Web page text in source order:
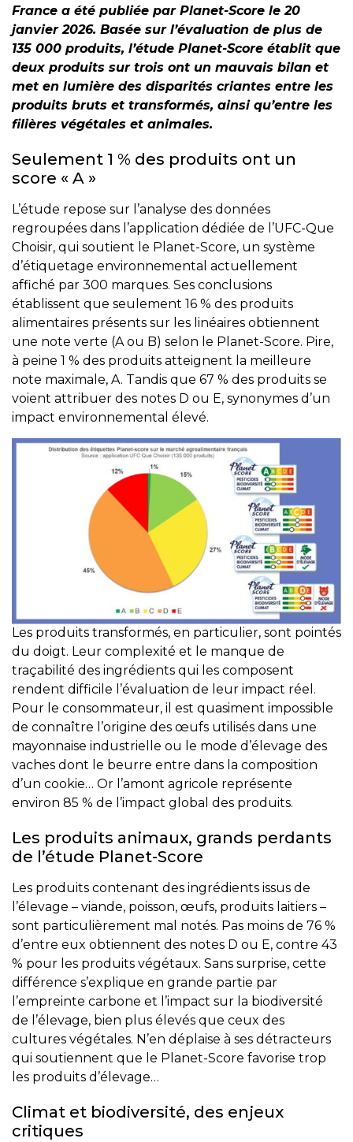
France a été publiée par Planet-Score le 20
janvier 2026. Basée sur l’évaluation de plus de
135 000 produits, l’étude Planet-Score établit que
deux produits sur trois ont un mauvais bilan et
met en lumière des disparités criantes entre les
produits bruts et transformés, ainsi qu’entre les
filières végétales et animales.
Seulement 1 % des produits ont un
score « A »
L’étude repose sur l’analyse des données
regroupées dans l’application dédiée de l’UFC-Que
Choisir, qui soutient le Planet-Score, un système
d’étiquetage environnemental actuellement
affiché par 300 marques. Ses conclusions
établissent que seulement 16 % des produits
alimentaires présents sur les linéaires obtiennent
une note verte (A ou B) selon le Planet-Score. Pire,
à peine 1 % des produits atteignent la meilleure
note maximale, A. Tandis que 67 % des produits se
voient attribuer des notes D ou E, synonymes d’un
impact environnemental élevé.
Les produits transformés, en particulier, sont pointés
du doigt. Leur complexité et le manque de
traçabilité des ingrédients qui les composent
rendent difficile l’évaluation de leur impact réel.
Pour le consommateur, il est quasiment impossible
de connaître l’origine des œufs utilisés dans une
mayonnaise industrielle ou le mode d’élevage des
vaches dont le beurre entre dans la composition
d’un cookie… Or l’amont agricole représente
environ 85 % de l’impact global des produits.
Les produits animaux, grands perdants
de l’étude Planet-Score
Les produits contenant des ingrédients issus de
l’élevage – viande, poisson, œufs, produits laitiers –
sont particulièrement mal notés. Pas moins de 76 %
d’entre eux obtiennent des notes D ou E, contre 43
% pour les produits végétaux. Sans surprise, cette
différence s’explique en grande partie par
l’empreinte carbone et l’impact sur la biodiversité
de l’élevage, bien plus élevés que ceux des
cultures végétales. N’en déplaise à ses détracteurs
qui soutiennent que le Planet-Score favorise trop
les produits d’élevage…
Climat et biodiversité, des enjeux
critiques